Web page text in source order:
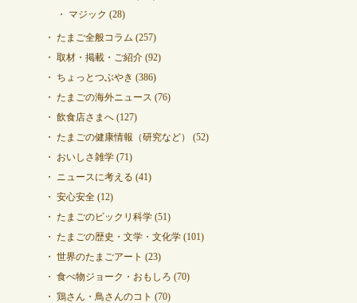
マジック (28)
たまご全般コラム (257)
取材・掲載・ご紹介(92)
ちょっとつぶやき (386)
たまごの海外ニュース (76)
飲食店さまへ(127)
たまごの健康情報（研究など）
(52)
おいしさ雑学(71)
ニュースに考える (41)
安心安全(12)
たまごのビックリ科学(51)
たまごの歴史・文学・文化学(101)
世界のたまごアート (23)
食べ物ジョーク・おもしろ (70)
鶏さん・鳥さんのコト (70)